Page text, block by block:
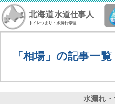
北海道水道仕事人
トイレつまり・水漏れ修理
「相場」の記事一覧
水漏れ・